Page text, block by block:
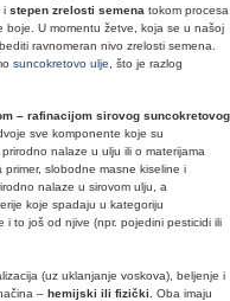
i stepen zrelosti semena tokom procesa
boje. U momentu žetve, koja se u našoj
ravnomeran nivo zrelosti semena.
suncokretovo ulje , što je razlog
– rafinacijom sirovog suncokretovog
sve komponente koje su
nalaze u ulju ili o materijama
slobodne masne kiseline i
nalaze u sirovom ulju, a
koje spadaju u kategoriju
to još od njive (npr. pojedini pesticidi ili
(uz uklanjanje voskova), beljenje i
– hemijski ili fizički.
Oba imaju